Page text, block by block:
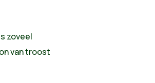
zoveel
van troost